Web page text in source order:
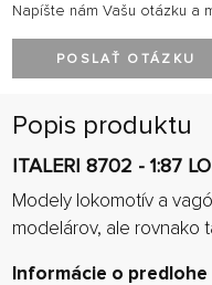
Napíšte nám Vašu otázku a
POSLAŤ OTÁZKU
Popis produktu
ITALERI 8702 - 1:87
Modely lokomotív a
modelárov, ale rovnako
Informácie o predlohe